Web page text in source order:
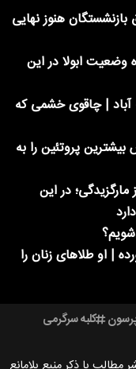
هنوز نهایی
وضعیت ابولا در این
آباد | چاقوی خشمی که
پروتئین را به
در این
| او طلاهای زنان را
کلبه سرگرمی